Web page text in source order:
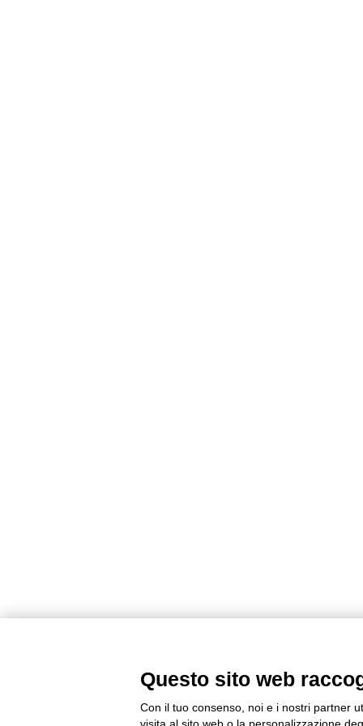
Questo sito web
Con il tuo consenso, noi e i nostri partner